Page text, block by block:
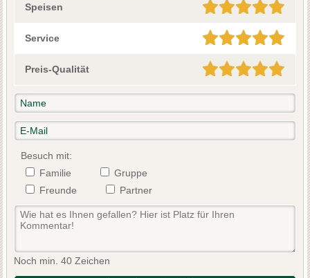
Speisen
Service
Preis-Qualität
Besuch mit:
Familie
Gruppe
Freunde
Partner
Noch min. 40 Zeichen